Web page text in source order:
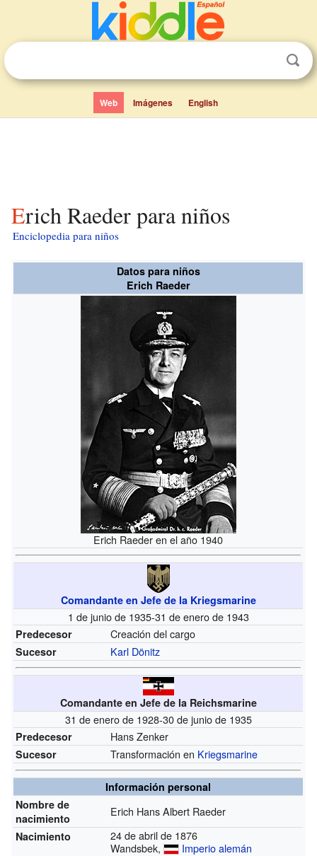
Web Imágenes English
Erich Raeder para niños
Enciclopedia para niños
Datos para niños
Erich Raeder
Erich Raeder en el año 1940
Comandante en Jefe de la Kriegsmarine
1 de junio de 1935-31 de enero de 1943
Predecesor Creación del cargo
Sucesor Karl Dönitz
Comandante en Jefe de la Reichsmarine
31 de enero de 1928-30 de junio de 1935
Predecesor Hans Zenker
Sucesor Transformación en Kriegsmarine
Información personal
Nombre de
nacimiento
Erich Hans Albert Raeder
Nacimiento
24 de abril de 1876
Wandsbek,
Imperio alemán